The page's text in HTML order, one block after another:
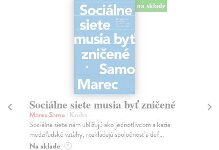
na sklade
Sociálne siete musia byť zničené
Marec Samo| Kniha
Sociálne siete nám ubližujú ako jednotlivcom a kazia
medziľudské vzťahy, rozkladajú spoločnosť a def...
Na sklade ?